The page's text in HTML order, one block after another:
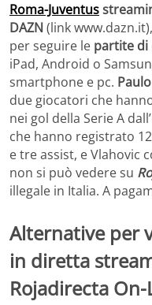
Roma-Juventus
DAZN(link
per seguire le partite di
iPad, Android o
smartphone e pc.
due giocatori che
nei gol della Serie A
che hanno registrato
e tre assist, e Vlahovic
non si può vedere su
illegale in Italia. A
Alternative per
in diretta
Rojadirecta On-